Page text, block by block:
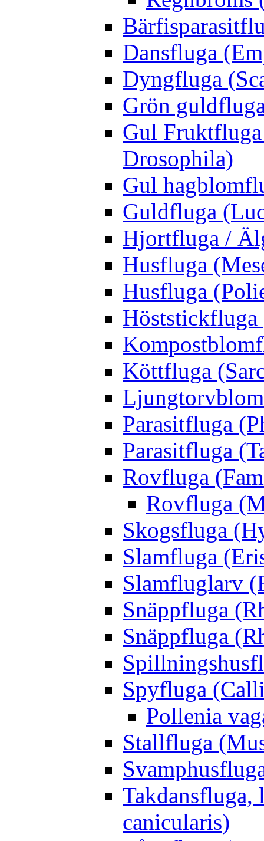
Dansfluga
Dyngfluga
Grön
Gul
Drosophila)
Gul
Guldfluga
Hjortfluga /
Husfluga
Husfluga
Höststickfluga
Köttfluga
Parasitfluga
Parasitfluga
Rovfluga
Rovfluga
Skogsfluga
Slamfluga
Slamfluglarv
Snäppfluga
Snäppfluga
Spyfluga
Pollenia
Stallfluga
Takdansfluga,
canicularis)